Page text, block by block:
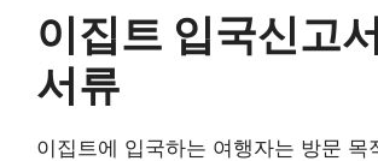
이집트 입국신고
서류
이집트에 입국하는 여행자는 방문 목